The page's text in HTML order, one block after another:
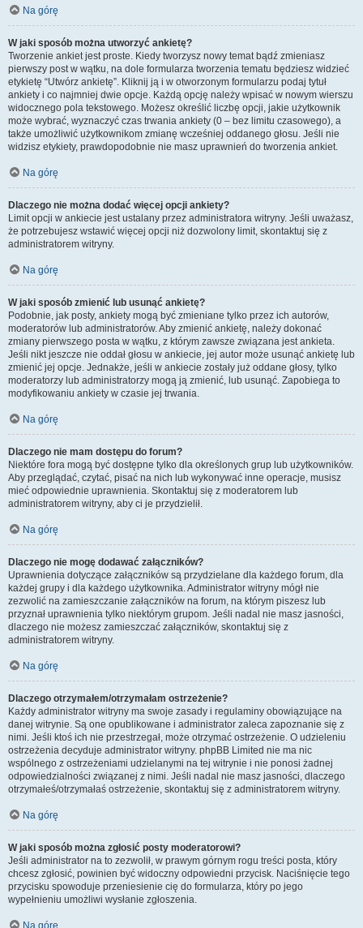
Na górę
W jaki sposób można utworzyć ankietę?
Tworzenie ankiet jest proste. Kiedy tworzysz nowy temat bądź zmieniasz
pierwszy post w wątku, na dole formularza tworzenia tematu będziesz widzieć
etykietę “Utwórz ankietę”. Kliknij ją i w otworzonym formularzu podaj tytuł
ankiety i co najmniej dwie opcje. Każdą opcję należy wpisać w nowym wierszu
widocznego pola tekstowego. Możesz określić liczbę opcji, jakie użytkownik
może wybrać, wyznaczyć czas trwania ankiety (0 – bez limitu czasowego), a
także umożliwić użytkownikom zmianę wcześniej oddanego głosu. Jeśli nie
widzisz etykiety, prawdopodobnie nie masz uprawnień do tworzenia ankiet.
Na górę
Dlaczego nie można dodać więcej opcji ankiety?
Limit opcji w ankiecie jest ustalany przez administratora witryny. Jeśli uważasz,
że potrzebujesz wstawić więcej opcji niż dozwolony limit, skontaktuj się z
administratorem witryny.
Na górę
W jaki sposób zmienić lub usunąć ankietę?
Podobnie, jak posty, ankiety mogą być zmieniane tylko przez ich autorów,
moderatorów lub administratorów. Aby zmienić ankietę, należy dokonać
zmiany pierwszego posta w wątku, z którym zawsze związana jest ankieta.
Jeśli nikt jeszcze nie oddał głosu w ankiecie, jej autor może usunąć ankietę lub
zmienić jej opcje. Jednakże, jeśli w ankiecie zostały już oddane głosy, tylko
moderatorzy lub administratorzy mogą ją zmienić, lub usunąć. Zapobiega to
modyfikowaniu ankiety w czasie jej trwania.
Na górę
Dlaczego nie mam dostępu do forum?
Niektóre fora mogą być dostępne tylko dla określonych grup lub użytkowników.
Aby przeglądać, czytać, pisać na nich lub wykonywać inne operacje, musisz
mieć odpowiednie uprawnienia. Skontaktuj się z moderatorem lub
administratorem witryny, aby ci je przydzielił.
Na górę
Dlaczego nie mogę dodawać załączników?
Uprawnienia dotyczące załączników są przydzielane dla każdego forum, dla
każdej grupy i dla każdego użytkownika. Administrator witryny mógł nie
zezwolić na zamieszczanie załączników na forum, na którym piszesz lub
przyznał uprawnienia tylko niektórym grupom. Jeśli nadal nie masz jasności,
dlaczego nie możesz zamieszczać załączników, skontaktuj się z
administratorem witryny.
Na górę
Dlaczego otrzymałem/otrzymałam ostrzeżenie?
Każdy administrator witryny ma swoje zasady i regulaminy obowiązujące na
danej witrynie. Są one opublikowane i administrator zaleca zapoznanie się z
nimi. Jeśli ktoś ich nie przestrzegał, może otrzymać ostrzeżenie. O udzieleniu
ostrzeżenia decyduje administrator witryny. phpBB Limited nie ma nic
wspólnego z ostrzeżeniami udzielanymi na tej witrynie i nie ponosi żadnej
odpowiedzialności związanej z nimi. Jeśli nadal nie masz jasności, dlaczego
otrzymałeś/otrzymałaś ostrzeżenie, skontaktuj się z administratorem witryny.
Na górę
W jaki sposób można zgłosić posty moderatorowi?
Jeśli administrator na to zezwolił, w prawym górnym rogu treści posta, który
chcesz zgłosić, powinien być widoczny odpowiedni przycisk. Naciśnięcie tego
przycisku spowoduje przeniesienie cię do formularza, który po jego
wypełnieniu umożliwi wysłanie zgłoszenia.
Na górę